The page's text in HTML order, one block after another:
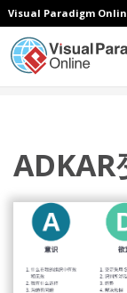
Visual Paradigm
ADKAR